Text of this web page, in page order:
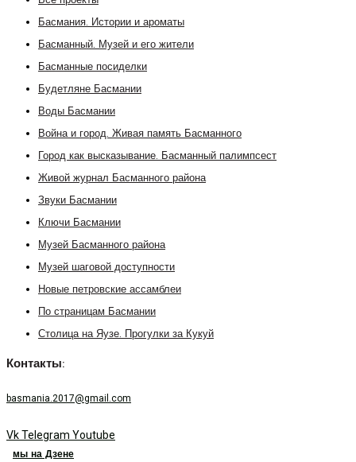
Басмания. Истории и ароматы
Басманный. Музей и его жители
Басманные посиделки
Будетляне Басмании
Воды Басмании
Война и город. Живая память Басманного
Город как высказывание. Басманный палимпсест
Живой журнал Басманного района
Звуки Басмании
Ключи Басмании
Музей Басманного района
Музей шаговой доступности
Новые петровские ассамблеи
По страницам Басмании
Столица на Яузе. Прогулки за Кукуй
Контакты:
basmania.2017@gmail.com
VkTelegram Youtube
мы на Дзене